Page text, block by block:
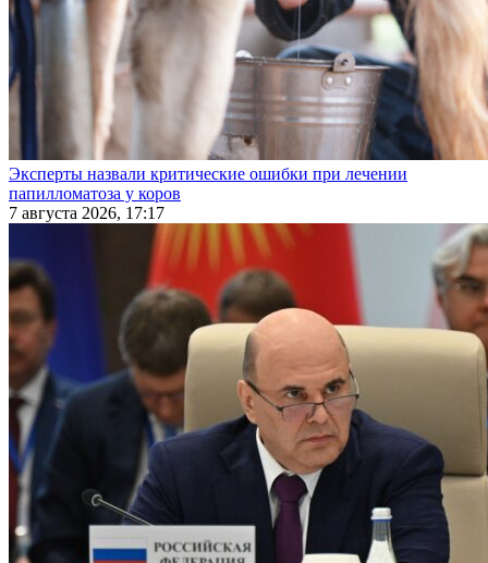
Эксперты назвали критические ошибки при лечении
папилломатоза у коров
7 августа 2026, 17:17